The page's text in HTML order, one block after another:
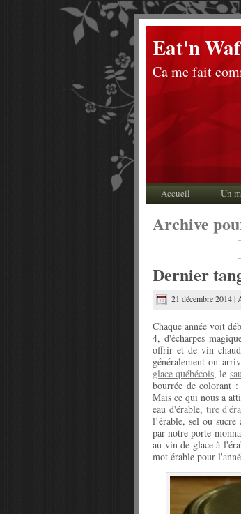
Eat'n Waf
Ca me fait
Accueil Un
Archive
Dernier
21 décembre 2014 |
Chaque année voit
4, d'écharpes
offrir et de vin
généralement on
glace québécois, le
bourrée de colorant
Mais ce qui nous a
eau d'érable, tire
l’érable, sel ou
par notre porte-
au vin de glace à
mot érable pour